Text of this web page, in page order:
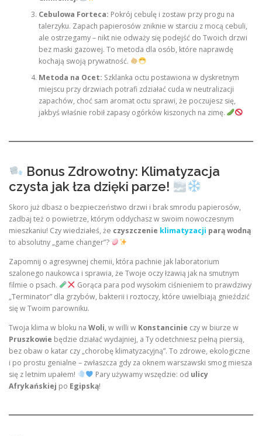
Cebulowa Forteca: Pokrój cebulę i zostaw przy progu na
talerzyku. Zapach papierosów zniknie w starciu z mocą cebuli,
ale ostrzegamy – nikt nie odważy się podejść do Twoich drzwi
bez maski gazowej. To metoda dla osób, które naprawdę
kochają swoją prywatność.
Metoda na Ocet: Szklanka octu postawiona w dyskretnym
miejscu przy drzwiach potrafi zdziałać cuda w neutralizacji
zapachów, choć sam aromat octu sprawi, że poczujesz się,
jakbyś właśnie robił zapasy ogórków kiszonych na zimę.
Bonus Zdrowotny: Klimatyzacja
czysta jak łza dzięki parze!
Skoro już dbasz o bezpieczeństwo drzwi i brak smrodu papierosów,
zadbaj też o powietrze, którym oddychasz w swoim nowoczesnym
mieszkaniu! Czy wiedziałeś, że czyszczenie klimatyzacji parą wodną
to absolutny „game changer”?
Zapomnij o agresywnej chemii, która pachnie jak laboratorium
szalonego naukowca i sprawia, że Twoje oczy łzawią jak na smutnym
filmie o psach.
Gorąca para pod wysokim ciśnieniem to prawdziwy
„Terminator” dla grzybów, bakterii i roztoczy, które uwielbiają gnieździć
się w Twoim parowniku.
Twoja klima w bloku na Woli, w willi w Konstancinie czy w biurze w
Pruszkowie będzie działać wydajniej, a Ty odetchniesz pełną piersią,
bez obaw o katar czy „chorobę klimatyzacyjną”. To zdrowe, ekologiczne
i po prostu genialne – zwłaszcza gdy za oknem warszawski smog miesza
się z letnim upałem!
Pary używamy wszędzie: od ulicy
Afrykańskiej po Egipską!